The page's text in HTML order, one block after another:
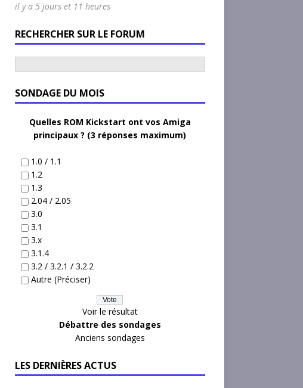
il y a 5 jours et 11 heures
RECHERCHER SUR LE FORUM
SONDAGE DU MOIS
Quelles ROM Kickstart ont vos Amiga
principaux ? (3 réponses maximum)
1.0 / 1.1
1.2
1.3
2.04 / 2.05
3.0
3.1
3.x
3.1.4
3.2 / 3.2.1 / 3.2.2
Autre (Préciser)
Voir le résultat
Débattre des sondages
Anciens sondages
LES DERNIÈRES ACTUS